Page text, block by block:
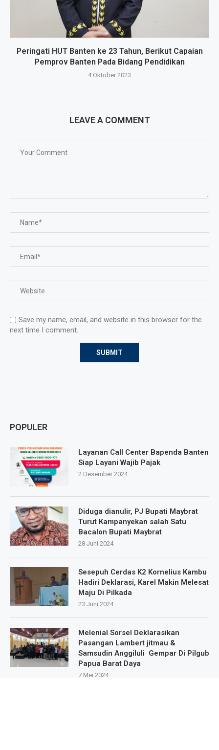
Peringati HUT Banten ke 23 Tahun, Berikut Capaian
Pemprov Banten Pada Bidang Pendidikan
4 Oktober 2023
LEAVE A COMMENT
Save my name, email, and website in this browser for the
next time I comment.
POPULER
Layanan Call Center Bapenda Banten
Siap Layani Wajib Pajak
2 Desember 2024
Diduga dianulir, PJ Bupati Maybrat
Turut Kampanyekan salah Satu
Bacalon Bupati Maybrat
28 Juni 2024
Sesepuh Cerdas K2 Kornelius Kambu
Hadiri Deklarasi, Karel Makin Melesat
Maju Di Pilkada
23 Juni 2024
Melenial Sorsel Deklarasikan
Pasangan Lambert jitmau &
Samsudin Anggiluli Gempar Di Pilgub
Papua Barat Daya
7 Mei 2024